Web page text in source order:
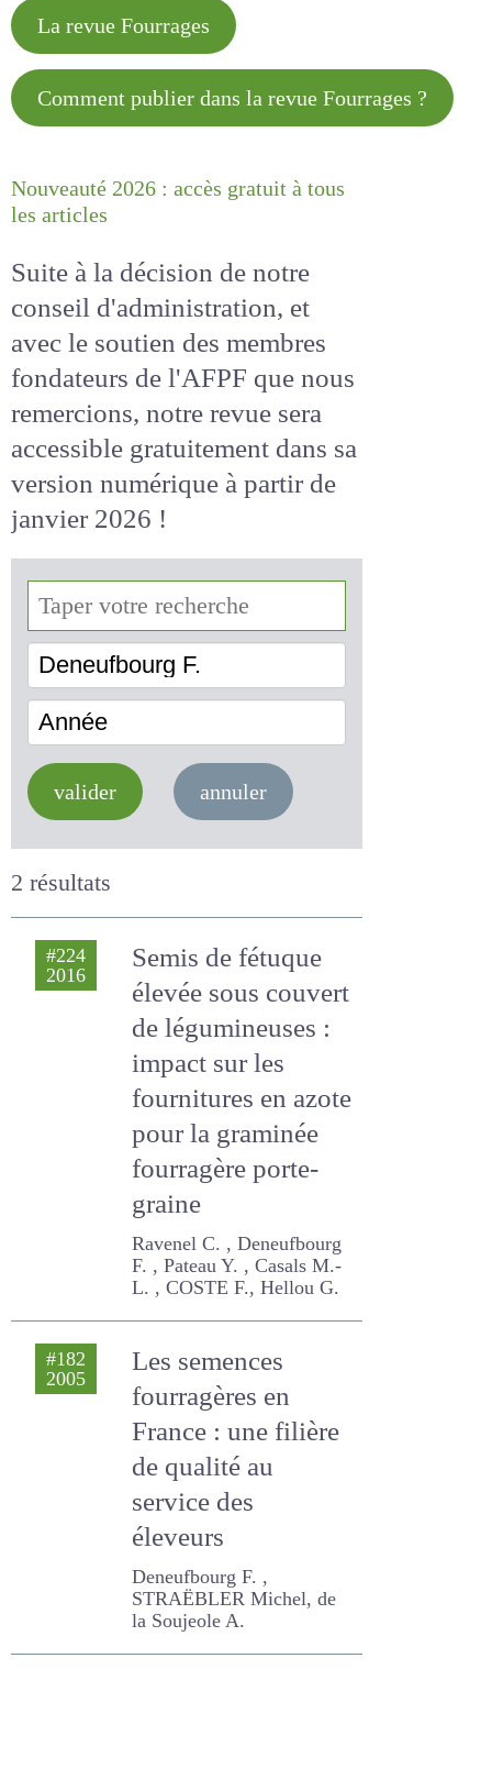
La revue Fourrages
Comment publier dans la revue
Nouveauté 2026 : accès gratuit à
Suite à la décision de notre
conseil d'administration, et
avec le soutien des membres
fondateurs de l'AFPF que nous
remercions, notre revue sera
accessiblegratuitementdans
sa version numérique
de janvier 2026 !
Deneufbourg F.
valider annuler
2 résultats
#224
Semis de fétuque
élevée sous
couvert de
légumineuses :
impact sur les
fournitures en
azote pour la
graminée
fourragère porte-
graine
Ravenel C. , Deneufbourg F.
, Pateau Y. , Casals M.-L. ,
COSTE F., Hellou G.
Les semences
fourragères en
France : une filière
de qualité au
service des
éleveurs